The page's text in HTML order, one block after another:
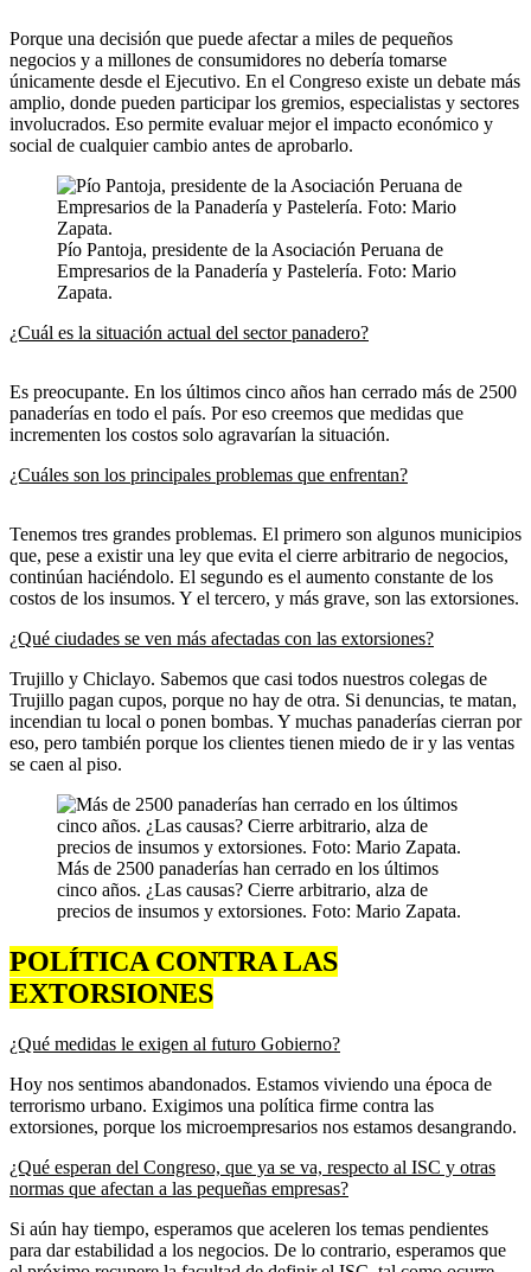
Porque una decisión que puede afectar a miles de pequeños
negocios y a millones de consumidores no debería tomarse
únicamente desde el Ejecutivo. En el Congreso existe un debate más
amplio, donde pueden participar los gremios, especialistas y sectores
involucrados. Eso permite evaluar mejor el impacto económico y
social de cualquier cambio antes de aprobarlo.
Pío Pantoja, presidente de la Asociación Peruana de
Empresarios de la Panadería y Pastelería. Foto: Mario
Zapata.
¿Cuál es la situación actual del sector panadero?
Es preocupante. En los últimos cinco años han cerrado más de 2500
panaderías en todo el país. Por eso creemos que medidas que
incrementen los costos solo agravarían la situación.
¿Cuáles son los principales problemas que enfrentan?
Tenemos tres grandes problemas. El primero son algunos municipios
que, pese a existir una ley que evita el cierre arbitrario de negocios,
continúan haciéndolo. El segundo es el aumento constante de los
costos de los insumos. Y el tercero, y más grave, son las extorsiones.
¿Qué ciudades se ven más afectadas con las extorsiones?
Trujillo y Chiclayo. Sabemos que casi todos nuestros colegas de
Trujillo pagan cupos, porque no hay de otra. Si denuncias, te matan,
incendian tu local o ponen bombas. Y muchas panaderías cierran por
eso, pero también porque los clientes tienen miedo de ir y las ventas
se caen al piso.
Más de 2500 panaderías han cerrado en los últimos
cinco años. ¿Las causas? Cierre arbitrario, alza de
precios de insumos y extorsiones. Foto: Mario Zapata.
POLÍTICA CONTRA LAS
EXTORSIONES
¿Qué medidas le exigen al futuro Gobierno?
Hoy nos sentimos abandonados. Estamos viviendo una época de
terrorismo urbano. Exigimos una política firme contra las
extorsiones, porque los microempresarios nos estamos desangrando.
¿Qué esperan del Congreso, que ya se va, respecto al ISC y otras
normas que afectan a las pequeñas empresas?
Si aún hay tiempo, esperamos que aceleren los temas pendientes
para dar estabilidad a los negocios. De lo contrario, esperamos que